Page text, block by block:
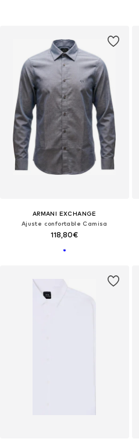
ARMANI EXCHANGE
Ajuste confortable Camisa
118,80€